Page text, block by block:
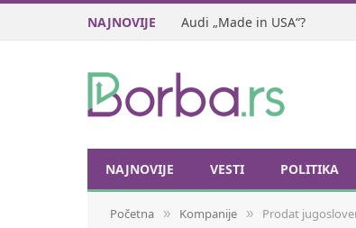
NAJNOVIJE Audi „Made in USA“?
NAJNOVIJE VESTI POLITIKA
Početna » Kompanije » Prodat